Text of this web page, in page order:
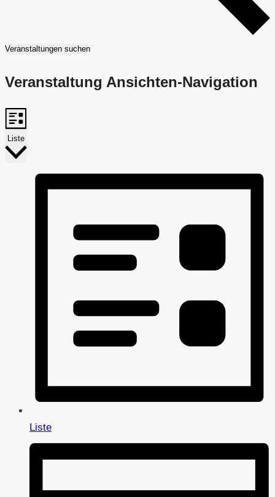
Veranstaltungen suchen
Veranstaltung Ansichten-Navigation
Liste
Liste